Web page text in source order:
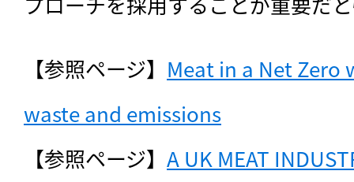
【参照ページ】 Meat in a Net Zero
waste and emissions
【参照ページ】 A UK MEAT